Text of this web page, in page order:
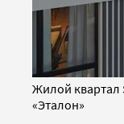
Жилой квартал
«Эталон»